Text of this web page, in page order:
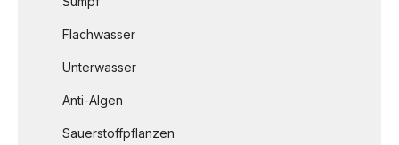
Flachwasser
Unterwasser
Anti-Algen
Sauerstoffpflanzen